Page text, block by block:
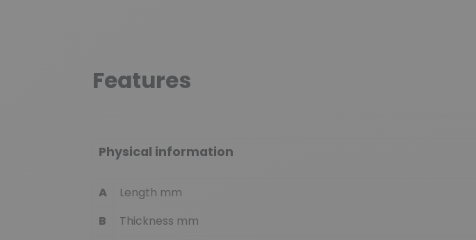
Features
Physical information
A Length mm
B
Thickness mm